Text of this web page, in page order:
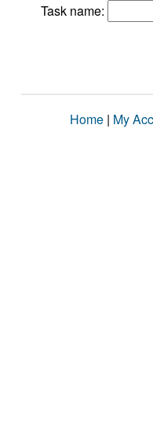
Task name:
Home | My